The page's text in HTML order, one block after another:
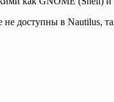
доступны в Nautilus,